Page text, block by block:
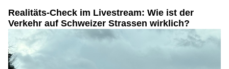
Realitäts-Check im Livestream: Wie ist der
Verkehr auf Schweizer Strassen wirklich?